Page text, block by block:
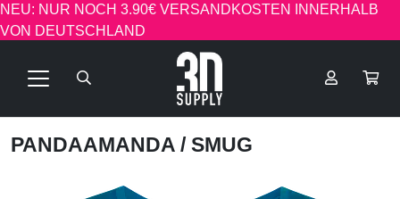
NEU: NUR NOCH 3.90€ VERSANDKOSTEN INNERHALB
VON DEUTSCHLAND
PANDAAMANDA / SMUG